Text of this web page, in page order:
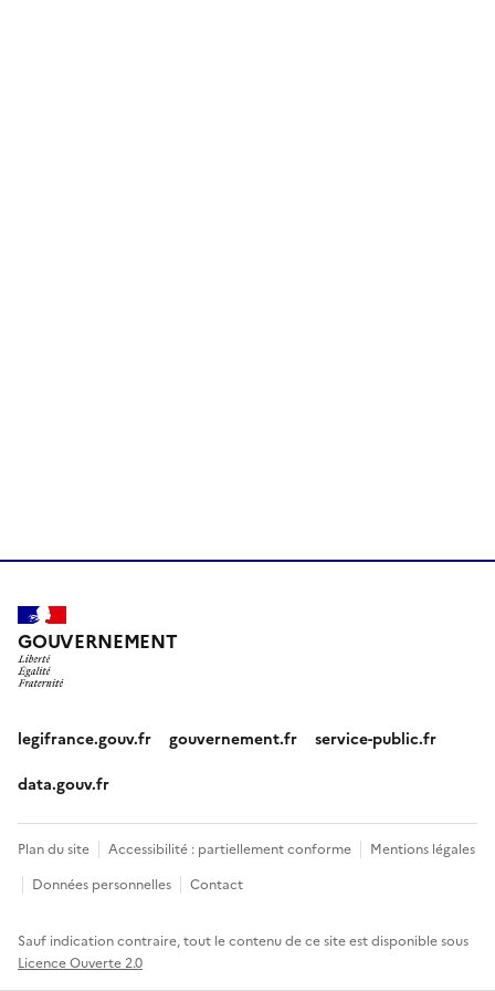
GOUVERNEMENT
legifrance.gouv.fr gouvernement.fr service-public.fr
data.gouv.fr
Plan du site Accessibilité : partiellement conforme
Mentions légales
Données personnelles
Contact
Sauf indication contraire, tout le contenu de ce site est disponible sous
Licence Ouverte 2.0